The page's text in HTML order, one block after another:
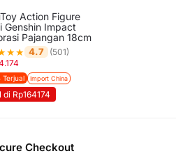
Action Figure
Genshin Impact
Pajangan 18cm
★★ 4.7
(501)
Terjual Import China
di Rp164174
Checkout